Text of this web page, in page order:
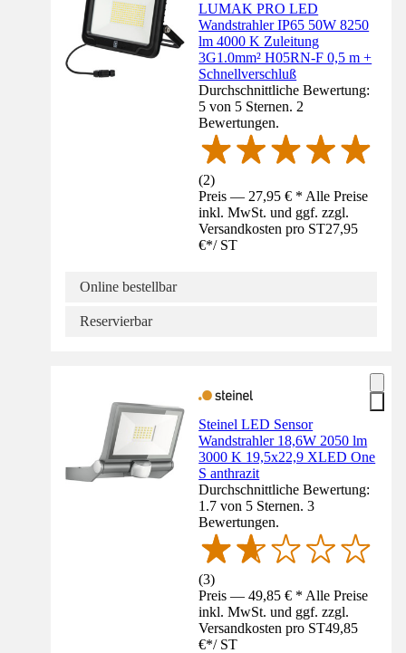
LUMAK PRO LED
Wandstrahler IP65 50W 8250
lm 4000 K Zuleitung
3G1.0mm² H05RN-F 0,5 m +
Schnellverschluß
Durchschnittliche Bewertung:
5 von 5 Sternen. 2
Bewertungen.
(2)
Preis — 27,95 € * Alle Preise
inkl. MwSt. und ggf. zzgl.
Versandkosten pro ST27,95
€*/ ST
Online bestellbar
Reservierbar
Steinel LED Sensor
Wandstrahler 18,6W 2050 lm
3000 K 19,5x22,9 XLED One
S anthrazit
Durchschnittliche Bewertung:
1.7 von 5 Sternen. 3
Bewertungen.
(3)
Preis — 49,85 € * Alle Preise
inkl. MwSt. und ggf. zzgl.
Versandkosten pro ST49,85
€*/ ST